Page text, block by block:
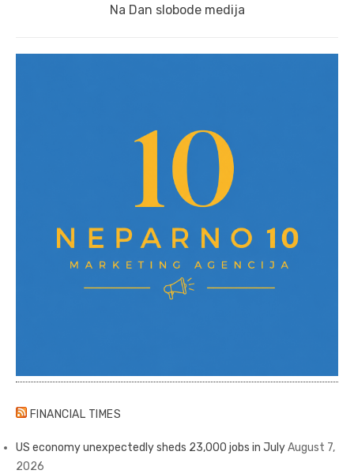
Next
Na Dan slobode medija
FINANCIAL TIMES
US economy unexpectedly sheds 23,000 jobs in JulyAugust 7,
2026